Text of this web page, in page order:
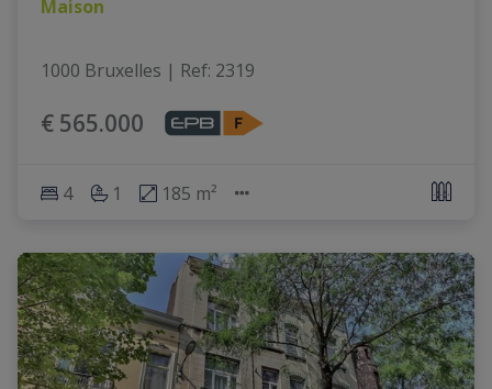
Maison
1000 Bruxelles | Ref: 2319
€ 565.000
4 1 185 m²